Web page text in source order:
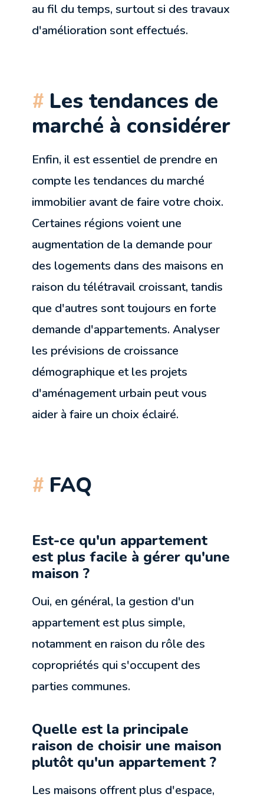
au fil du temps, surtout si des travaux
d'amélioration sont effectués.
Les tendances de
marché à considérer
Enfin, il est essentiel de prendre en
compte les tendances du marché
immobilier avant de faire votre choix.
Certaines régions voient une
augmentation de la demande pour
des logements dans des maisons en
raison du télétravail croissant, tandis
que d'autres sont toujours en forte
demande d'appartements. Analyser
les prévisions de croissance
démographique et les projets
d'aménagement urbain peut vous
aider à faire un choix éclairé.
FAQ
Est-ce qu'un appartement
est plus facile à gérer qu'une
maison ?
Oui, en général, la gestion d'un
appartement est plus simple,
notamment en raison du rôle des
copropriétés qui s'occupent des
parties communes.
Quelle est la principale
raison de choisir une maison
plutôt qu'un appartement ?
Les maisons offrent plus d'espace,